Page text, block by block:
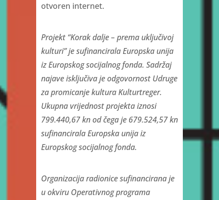
otvoren internet.
Projekt “Korak dalje – prema uključivoj
kulturi” je sufinancirala Europska unija
iz Europskog socijalnog fonda. Sadržaj
najave isključiva je odgovornost Udruge
za promicanje kultura Kulturtreger.
Ukupna vrijednost projekta iznosi
799.440,67 kn od čega je 679.524,57 kn
sufinancirala Europska unija iz
Europskog socijalnog fonda.
Organizacija radionice sufinancirana je
u okviru Operativnog programa